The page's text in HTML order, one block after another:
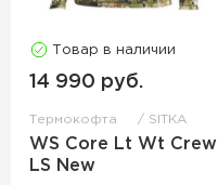
Товар в наличии
14 990 руб.
Термокофта SITKA
WS Core Lt Wt Crew
LS New